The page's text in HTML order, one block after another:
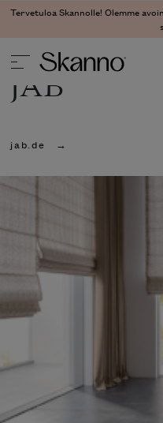
Tervetuloa Skannolle! Olemme
Type 2 or more characters
JAB
jab.de